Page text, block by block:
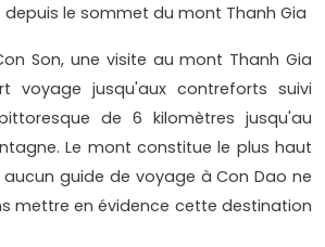
le sommet du mont Thanh Gia
Son, une visite au mont Thanh Gia
voyage jusqu'aux contreforts suivi
de 6 kilomètres jusqu'au
Le mont constitue le plus haut
guide de voyage à Con Dao ne
mettre en évidence cette destination